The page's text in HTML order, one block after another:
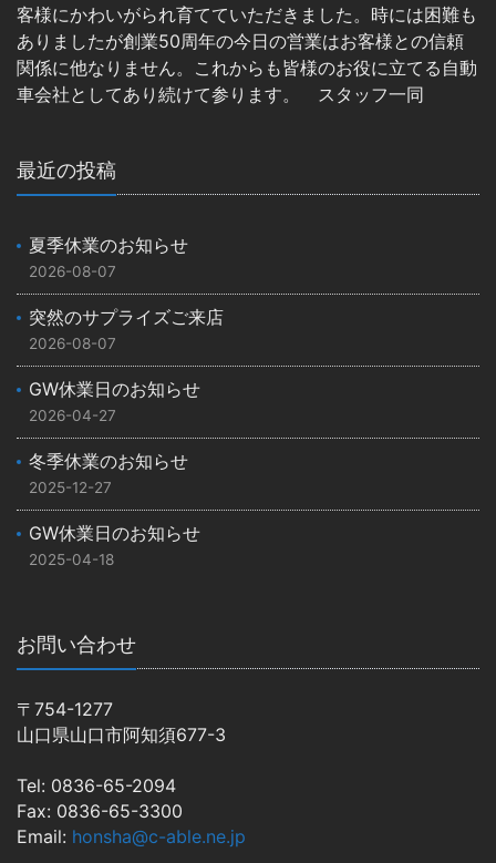
客様にかわいがられ育てていただきました。時には困難も
ありましたが創業50周年の今日の営業はお客様との信頼
関係に他なりません。これからも皆様のお役に立てる自動
車会社としてあり続けて参ります。 スタッフ一同
最近の投稿
夏季休業のお知らせ
2026-08-07
突然のサプライズご来店
2026-08-07
GW休業日のお知らせ
2026-04-27
冬季休業のお知らせ
2025-12-27
GW休業日のお知らせ
2025-04-18
お問い合わせ
〒754-1277
山口県山口市阿知須677-3
Tel: 0836-65-2094
Fax: 0836-65-3300
Email: honsha@c-able.ne.jp